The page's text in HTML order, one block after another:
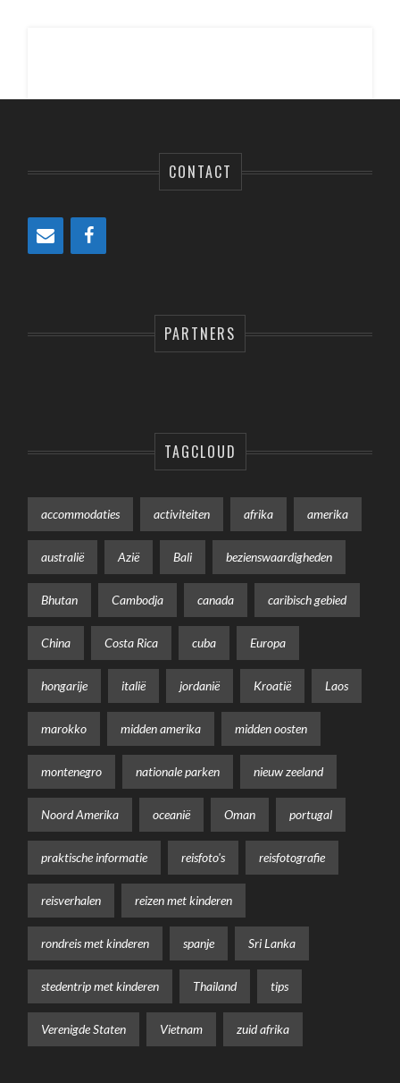
CONTACT
PARTNERS
TAGCLOUD
accommodaties activiteiten afrika amerika
australië Azië Bali bezienswaardigheden
Bhutan Cambodja canada caribisch gebied
China Costa Rica cuba Europa
hongarije italië jordanië Kroatië Laos
marokko midden amerika midden oosten
montenegro nationale parken nieuw zeeland
Noord Amerika oceanië Oman portugal
praktische informatie reisfoto's reisfotografie
reisverhalen reizen met kinderen
rondreis met kinderen spanje Sri Lanka
stedentrip met kinderen Thailand tips
Verenigde Staten Vietnam zuid afrika